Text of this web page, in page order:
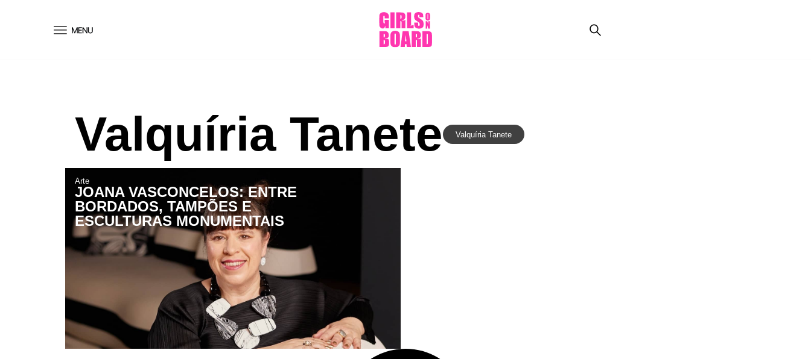
Valquíria Tanete Valquíria Tanete
Arte
JOANA VASCONCELOS: ENTRE
BORDADOS, TAMPÕES E
ESCULTURAS MONUMENTAIS